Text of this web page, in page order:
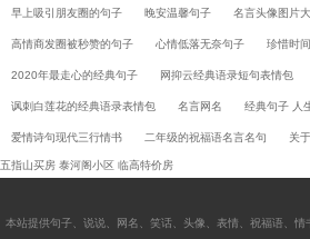
早上吸引朋友圈的句子 晚安温馨句子 名言头像图片
高情商发圈被秒赞的句子 心情低落无奈句子 珍惜时
2020年最走心的经典句子 网抑云经典语录短句表情包
讽刺白莲花的经典语录表情包 名言网名 经典句子 人
爱情诗句现代三行情书 二年级的祝福语名言名句 关
五指山买房 泰河阁小区 临高特价房
本站提供句子 说说 网名 笑话 头像 表情 祝福语 情